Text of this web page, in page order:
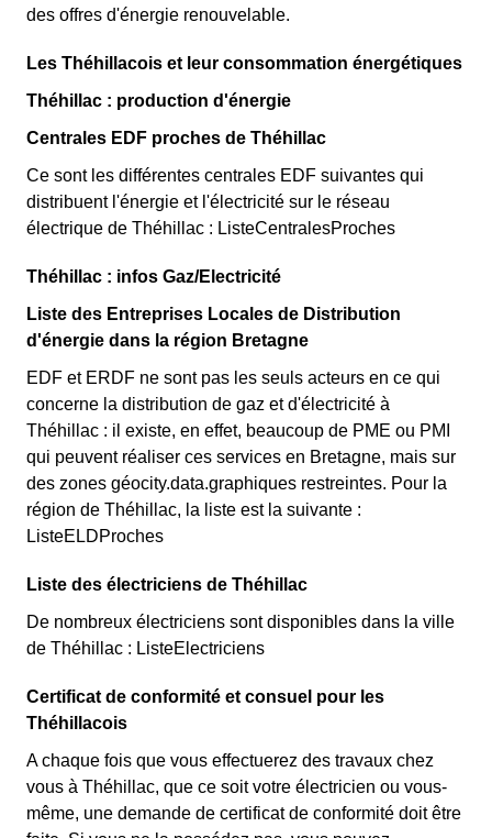
des offres d'énergie renouvelable.
Les Théhillacois et leur consommation énergétiques
Théhillac : production d'énergie
Centrales EDF proches de Théhillac
Ce sont les différentes centrales EDF suivantes qui
distribuent l'énergie et l'électricité sur le réseau
électrique de Théhillac : ListeCentralesProches
Théhillac : infos Gaz/Electricité
Liste des Entreprises Locales de Distribution
d'énergie dans la région Bretagne
EDF et ERDF ne sont pas les seuls acteurs en ce qui
concerne la distribution de gaz et d'électricité à
Théhillac : il existe, en effet, beaucoup de PME ou PMI
qui peuvent réaliser ces services en Bretagne, mais sur
des zones géocity.data.graphiques restreintes. Pour la
région de Théhillac, la liste est la suivante :
ListeELDProches
Liste des électriciens de Théhillac
De nombreux électriciens sont disponibles dans la ville
de Théhillac : ListeElectriciens
Certificat de conformité et consuel pour les
Théhillacois
A chaque fois que vous effectuerez des travaux chez
vous à Théhillac, que ce soit votre électricien ou vous-
même, une demande de certificat de conformité doit être